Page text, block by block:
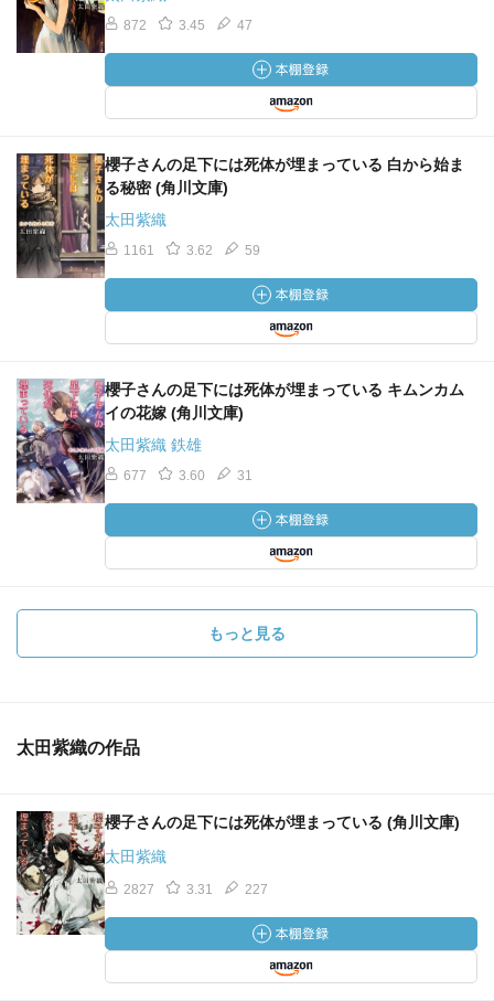
872 3.45 47
櫻子さんの足下には死体が埋まっている 白から始ま
る秘密 (角川文庫)
太田紫織
1161 3.62 59
櫻子さんの足下には死体が埋まっている キムンカム
イの花嫁 (角川文庫)
太田紫織 鉄雄
677 3.60 31
もっと見る
太田紫織の作品
櫻子さんの足下には死体が埋まっている (角川文庫)
太田紫織
2827 3.31 227